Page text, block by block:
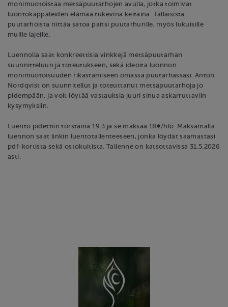
monimuotoistaa metsäpuutarhojen avulla, jotka toimivat
luontokappaleiden elämää tukevina keitaina. Tällaisista
puutarhoista riittää satoa paitsi puutarhurille, myös lukuisille
muille lajeille.
Luennolla saat konkreettisia vinkkejä metsäpuutarhan
suunnitteluun ja toteutukseen, sekä ideoita luonnon
monimuotoisuuden rikastamiseen omassa puutarhassasi. Anton
Nordqvist on suunnitellut ja toteuttanut metsäpuutarhoja jo
pidempään, ja voit löytää vastauksia juuri sinua askarruttaviin
kysymyksiin.
Luento pidettiin torstaina 19.3 ja se maksaa 18€/hlö. Maksamalla
luennon saat linkin luentotallenteeseen, jonka löydät saamastasi
pdf-kortista sekä ostokuitista. Tallenne on katsottavissa 31.5.2026
asti.